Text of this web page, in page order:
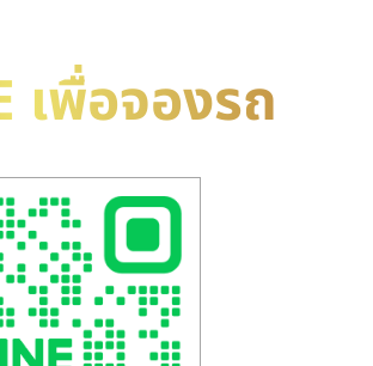
เพื่อจองรถ